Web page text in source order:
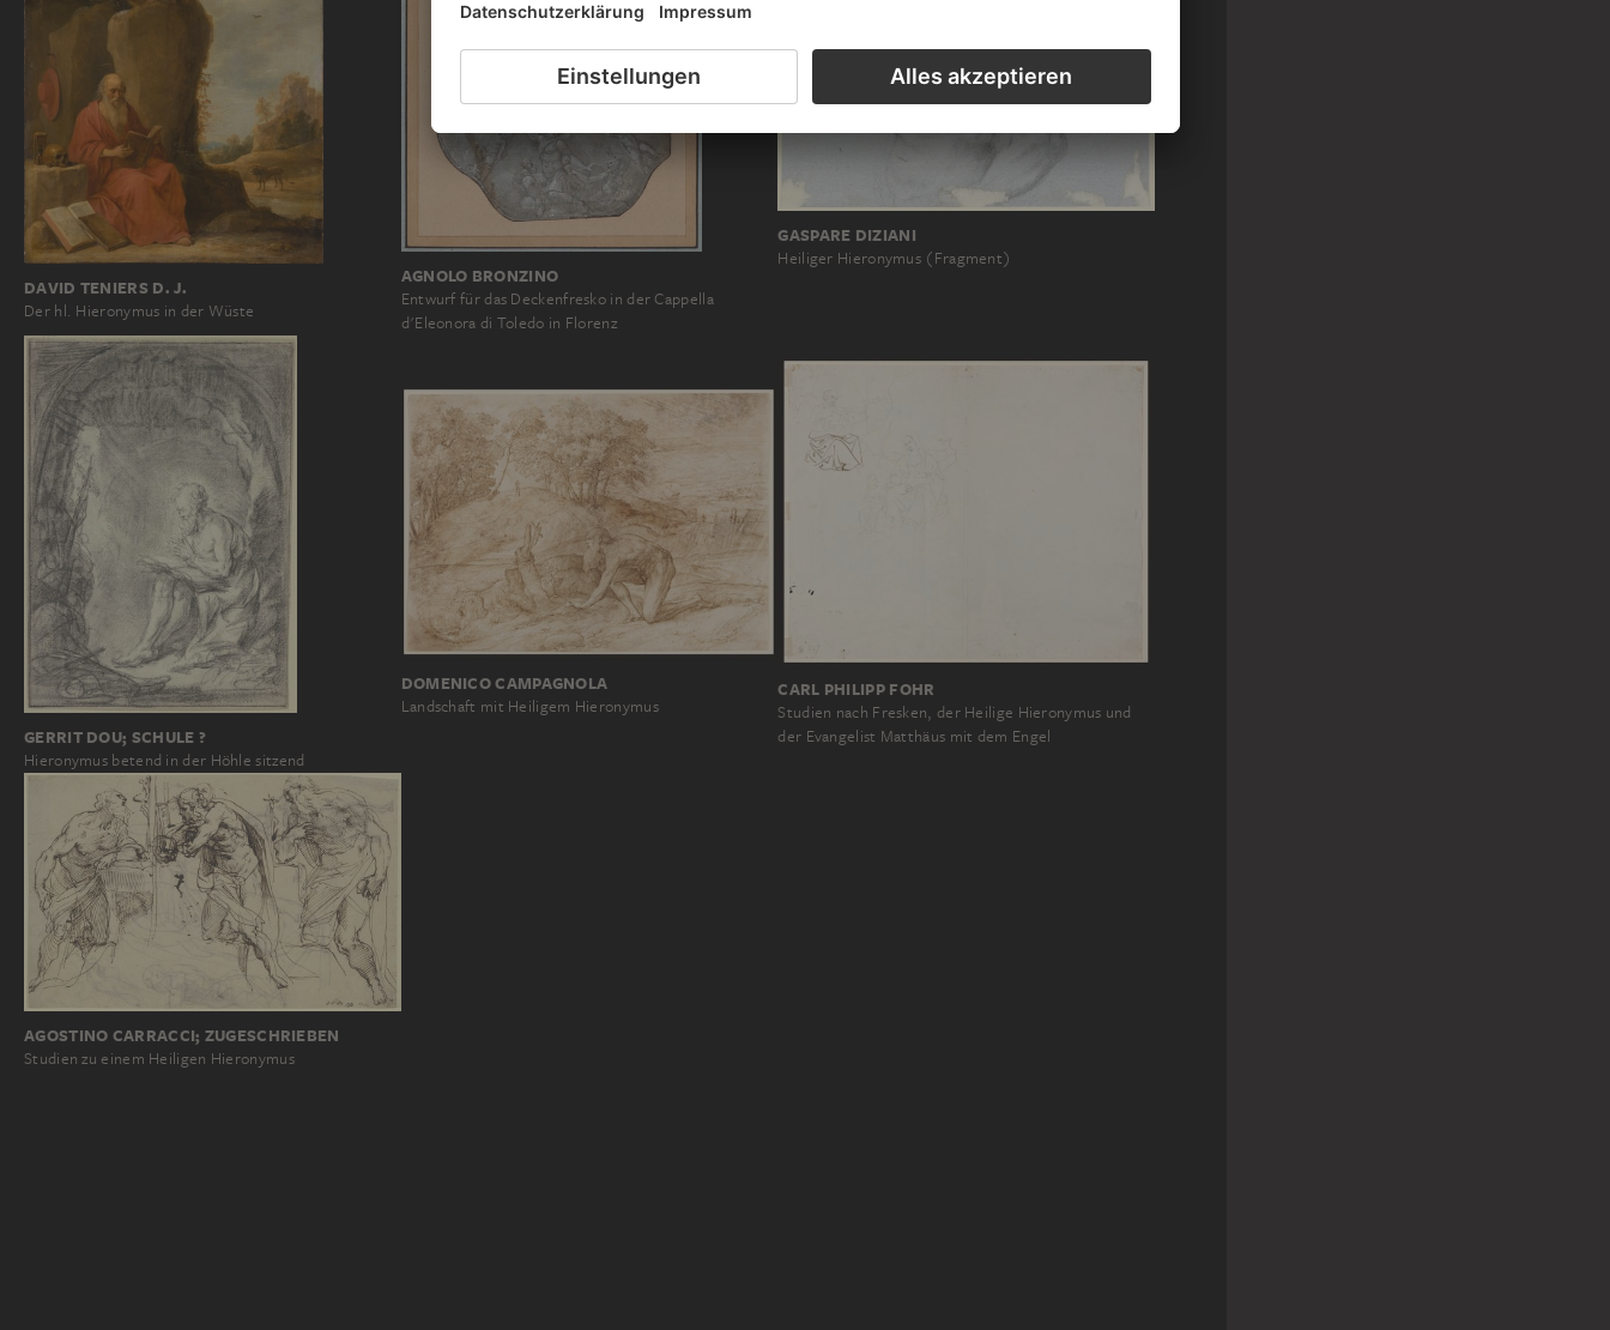
DAVID TENIERS D. J.
Der hl. Hieronymus in der Wüste
AGNOLO BRONZINO
Entwurf für das Deckenfresko in der Cappella
d'Eleonora di Toledo in Florenz
GASPARE DIZIANI
Heiliger Hieronymus (Fragment)
GERRIT DOU; SCHULE ?
Hieronymus betend in der Höhle sitzend
DOMENICO CAMPAGNOLA
Landschaft mit Heiligem Hieronymus
CARL PHILIPP FOHR
Studien nach Fresken, der Heilige Hieronymus und
der Evangelist Matthäus mit dem Engel
AGOSTINO CARRACCI; ZUGESCHRIEBEN
Studien zu einem Heiligen Hieronymus